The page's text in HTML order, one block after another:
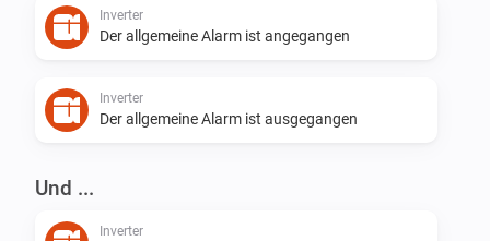
Inverter
Der allgemeine Alarm ist angegangen
Inverter
Der allgemeine Alarm ist ausgegangen
Und ...
Inverter